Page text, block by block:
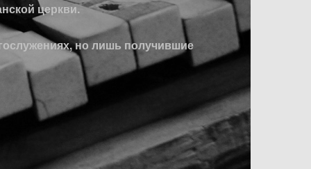
церкви.
но лишь получившие